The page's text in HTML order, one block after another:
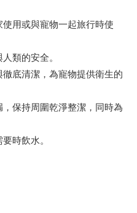
用或與寵物一起旅行時使
類的安全。
底清潔，為寵物提供衛生的
保持周圍乾淨整潔，同時為
時飲水。